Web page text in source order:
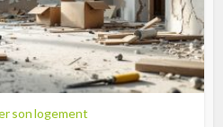
son logement